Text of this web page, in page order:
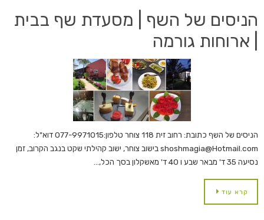
הניסים של השף | מסעדת שף בבית
| ארוחות גורמה
הניסים של השף כתובת: רחוב זית 118 צוחר טלפון:077-9971015 דוא"ל:
shoshmagia@Hotmail.com בישוב צוחר, ישוב קהילתי שקט בנגב הקרוב, זמן
נסיעה 35 ד' מבאר שבע ו 40 ד' מאשקלון בסך הכל,…
קרא עוד